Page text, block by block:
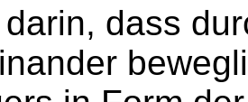
dass